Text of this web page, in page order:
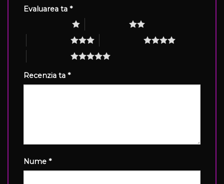
Evaluarea ta *
Recenzia ta *
Nume *